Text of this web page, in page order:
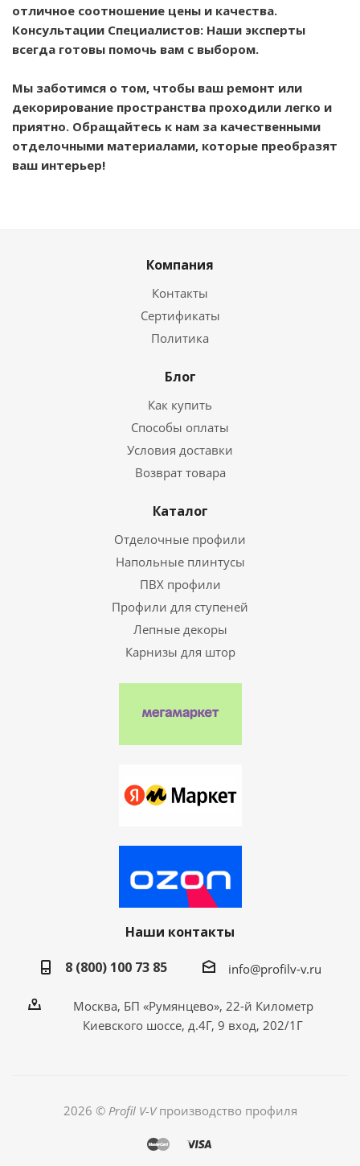
отличное соотношение цены и качества.
Консультации Специалистов: Наши эксперты
всегда готовы помочь вам с выбором.
Мы заботимся о том, чтобы ваш ремонт или
декорирование пространства проходили легко и
приятно. Обращайтесь к нам за качественными
отделочными материалами, которые преобразят
ваш интерьер!
Компания
Контакты
Сертификаты
Политика
Блог
Как купить
Способы оплаты
Условия доставки
Возврат товара
Каталог
Отделочные профили
Напольные плинтусы
ПВХ профили
Профили для ступеней
Лепные декоры
Карнизы для штор
Наши контакты
8 (800) 100 73 85
info@profilv-v.ru
Москва, БП «Румянцево», 22-й Километр
Киевского шоссе, д.4Г, 9 вход, 202/1Г
2026 © Profil V-Vпроизводство профиля